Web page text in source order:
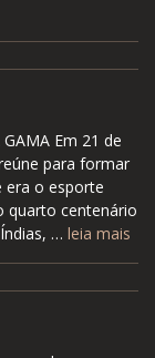
GAMA Em 21 de
para formar
era o esporte
quarto centenário
… leia mais